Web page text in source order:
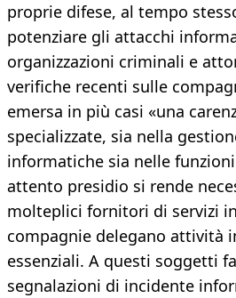
proprie difese, al tempo
potenziare gli attacchi
organizzazioni criminali e
verifiche recenti sulle
emersa in più casi «una
specializzate, sia nella
informatiche sia nelle
attento presidio si rende
molteplici fornitori di servizi
compagnie delegano attività
essenziali. A questi soggetti
segnalazioni di incidente